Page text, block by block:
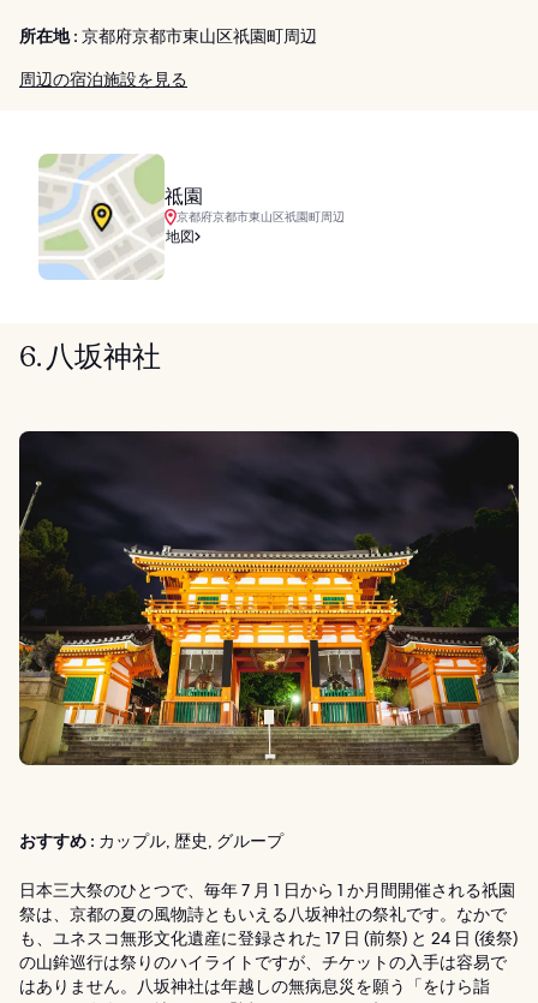
所在地 : 京都府京都市東山区祇園町周辺
周辺の宿泊施設を見る
祗園
京都府京都市東山区祇園町周辺
地図
6. 八坂神社
おすすめ : カップル, 歴史, グループ
日本三大祭のひとつで、毎年 7 月 1 日から 1 か月間開催される祇園
祭は、京都の夏の風物詩ともいえる八坂神社の祭礼です。なかで
も、ユネスコ無形文化遺産に登録された 17 日 (前祭) と 24 日 (後祭)
の山鉾巡行は祭りのハイライトですが、チケットの入手は容易で
はありません。八坂神社は年越しの無病息災を願う「をけら詣